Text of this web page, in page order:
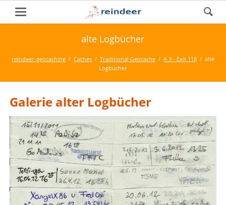
alte Logbücher
reindeer-geocaching Caches Traditional Geocache A 3 - Exit 118
alte
Logbücher
Galerie alter Logbücher